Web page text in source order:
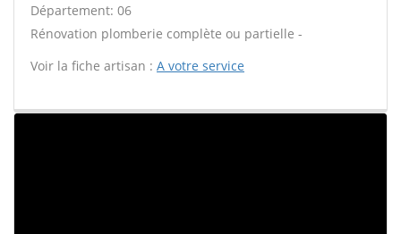
Département: 06
Rénovation plomberie complète ou partielle -
Voir la fiche artisan : A votre service